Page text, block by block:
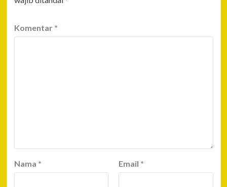
Komentar *
Nama * Email *